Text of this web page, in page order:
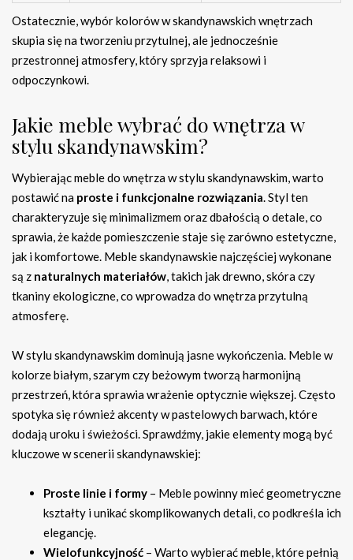
Ostatecznie, wybór kolorów w skandynawskich wnętrzach
skupia się na tworzeniu przytulnej, ale jednocześnie
przestronnej atmosfery, który sprzyja relaksowi i
odpoczynkowi.
Jakie meble wybrać do wnętrza w
stylu skandynawskim?
Wybierając meble do wnętrza w stylu skandynawskim, warto
postawić na proste i funkcjonalne rozwiązania. Styl ten
charakteryzuje się minimalizmem oraz dbałością o detale, co
sprawia, że każde pomieszczenie staje się zarówno estetyczne,
jak i komfortowe. Meble skandynawskie najczęściej wykonane
są z naturalnych materiałów, takich jak drewno, skóra czy
tkaniny ekologiczne, co wprowadza do wnętrza przytulną
atmosferę.
W stylu skandynawskim dominują jasne wykończenia. Meble w
kolorze białym, szarym czy beżowym tworzą harmonijną
przestrzeń, która sprawia wrażenie optycznie większej. Często
spotyka się również akcenty w pastelowych barwach, które
dodają uroku i świeżości. Sprawdźmy, jakie elementy mogą być
kluczowe w scenerii skandynawskiej:
Proste linie i formy – Meble powinny mieć geometryczne
kształty i unikać skomplikowanych detali, co podkreśla ich
elegancję.
Wielofunkcyjność – Warto wybierać meble, które pełnią